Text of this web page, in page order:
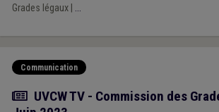
Grades légaux| ...
Communication
Article
UVCW TV - Commission des